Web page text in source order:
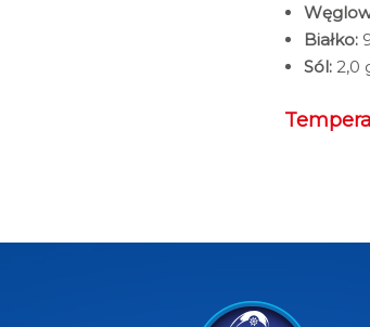
Białko:
Sól: 2,0